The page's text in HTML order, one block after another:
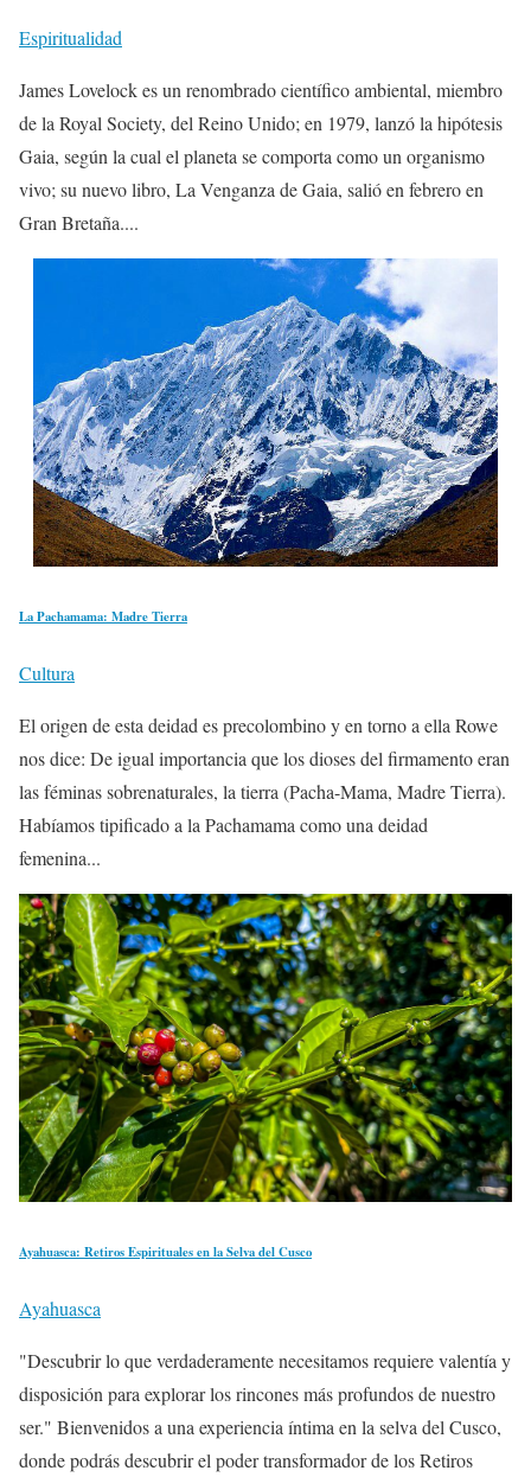
Espiritualidad
James Lovelock es un renombrado científico ambiental, miembro
de la Royal Society, del Reino Unido; en 1979, lanzó la hipótesis
Gaia, según la cual el planeta se comporta como un organismo
vivo; su nuevo libro, La Venganza de Gaia, salió en febrero en
Gran Bretaña....
La Pachamama: Madre Tierra
Cultura
El origen de esta deidad es precolombino y en torno a ella Rowe
nos dice: De igual importancia que los dioses del firmamento eran
las féminas sobrenaturales, la tierra (Pacha-Mama, Madre Tierra).
Habíamos tipificado a la Pachamama como una deidad
femenina...
Ayahuasca: Retiros Espirituales en la Selva del Cusco
Ayahuasca
"Descubrir lo que verdaderamente necesitamos requiere valentía y
disposición para explorar los rincones más profundos de nuestro
ser." Bienvenidos a una experiencia íntima en la selva del Cusco,
donde podrás descubrir el poder transformador de los Retiros